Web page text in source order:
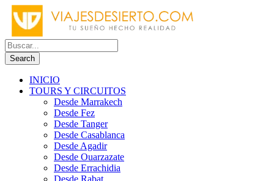
INICIO
TOURS Y CIRCUITOS
Desde Marrakech
Desde Fez
Desde Tanger
Desde Casablanca
Desde Agadir
Desde Ouarzazate
Desde Errachidia
Desde Rabat